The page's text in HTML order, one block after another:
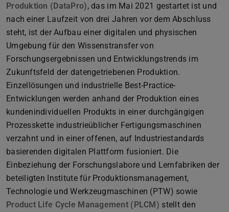
Produktion (DataPro)(wird in neuem Tab geöffnet)
, das im Mai 2021 gestartet ist und
nach einer Laufzeit von drei Jahren vor dem Abschluss
steht, ist der Aufbau einer digitalen und physischen
Umgebung für den Wissenstransfer von
Forschungsergebnissen und Entwicklungstrends im
Zukunftsfeld der datengetriebenen Produktion.
Einzellösungen und industrielle Best-Practice-
Entwicklungen werden anhand der Produktion eines
kundenindividuellen Produkts in einer durchgängigen
Prozesskette industrieüblicher Fertigungsmaschinen
verzahnt und in einer offenen, auf Industriestandards
basierenden digitalen Plattform fusioniert. Die
Einbeziehung der Forschungslabore und Lernfabriken der
beteiligten Institute für Produktionsmanagement,
Technologie und Werkzeugmaschinen (PTW) sowie
Product Life Cycle Management (PLCM) (wird in neuem
stellt den